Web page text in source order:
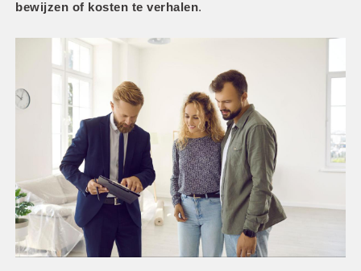
bewijzen of kosten te verhalen.